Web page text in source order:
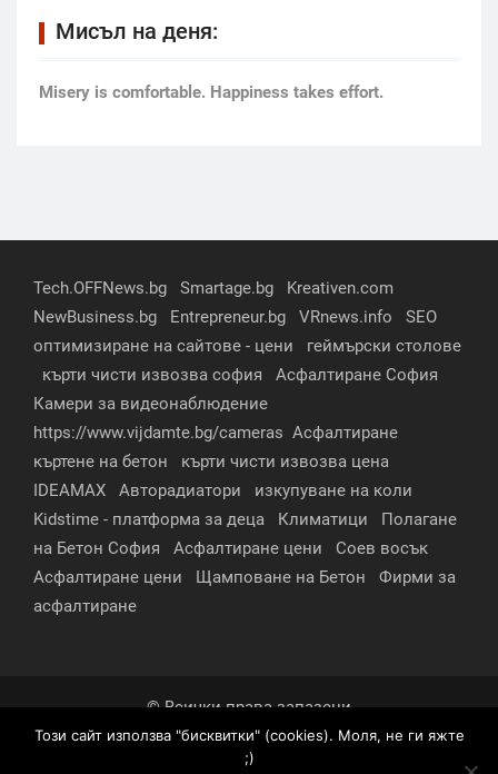
Мисъл на деня:
Мisery is comfortable. Happiness takes effort.
Tech.OFFNews.bg Smartage.bg
Kreativen.com
NewBusiness.bg
Entrepreneur.bg VRnews.info
SEO
оптимизиране на сайтове - цени
геймърски столове
кърти чисти извозва софия
Асфалтиране София
Камери за видеонаблюдение
https://www.vijdamte.bg/cameras Асфалтиране
къртене на бетон
кърти чисти извозва цена
IDEAMAX
Авторадиатори
изкупуване на коли
Kidstime - платформа за деца
Климатици
Полагане
на Бетон София
Асфалтиране цени
Соев восък
Асфалтиране цени
Щамповане на Бетон
Фирми за
асфалтиране
© Всички права запазени
За нас
Контакти Реклама Партньори
Този сайт използва "бисквитки" (cookies). Моля, не ги яжте
;)